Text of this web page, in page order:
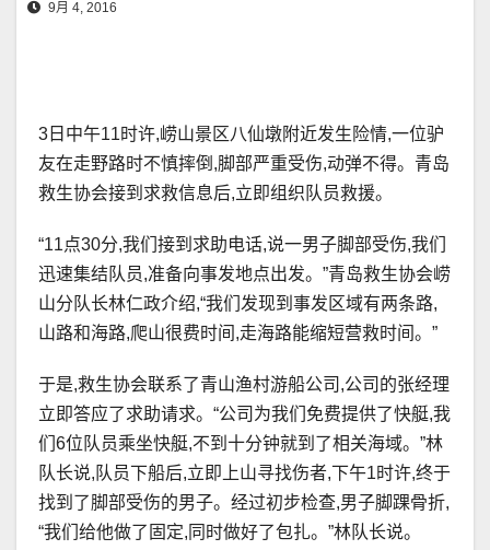
9月 4, 2016
3日中午11时许,崂山景区八仙墩附近发生险情,一位驴
友在走野路时不慎摔倒,脚部严重受伤,动弹不得。青岛
救生协会接到求救信息后,立即组织队员救援。
“11点30分,我们接到求助电话,说一男子脚部受伤,我们
迅速集结队员,准备向事发地点出发。”青岛救生协会崂
山分队长林仁政介绍,“我们发现到事发区域有两条路,
山路和海路,爬山很费时间,走海路能缩短营救时间。”
于是,救生协会联系了青山渔村游船公司,公司的张经理
立即答应了求助请求。“公司为我们免费提供了快艇,我
们6位队员乘坐快艇,不到十分钟就到了相关海域。”林
队长说,队员下船后,立即上山寻找伤者,下午1时许,终于
找到了脚部受伤的男子。经过初步检查,男子脚踝骨折,
“我们给他做了固定,同时做好了包扎。”林队长说。